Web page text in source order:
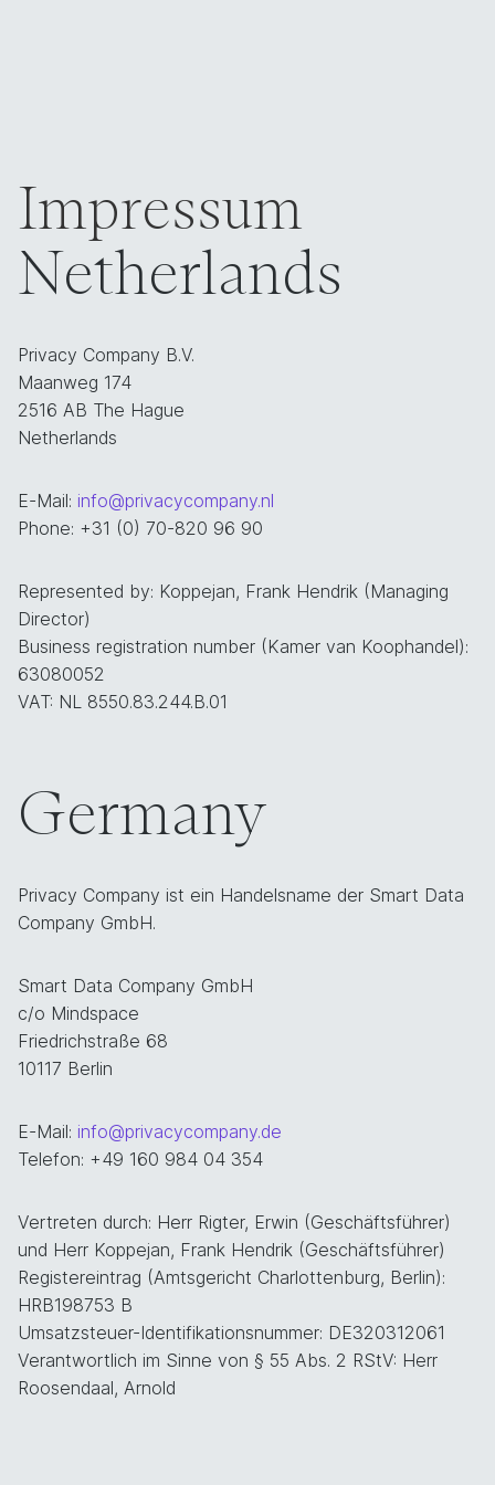
Impressum
Netherlands
Privacy Company B.V.
Maanweg 174
2516 AB The Hague
Netherlands
E-Mail: info@privacycompany.nl
Phone: +31 (0) 70-820 96 90
Represented by: Koppejan, Frank Hendrik (Managing
Director)
Business registration number (Kamer van Koophandel):
63080052
VAT: NL 8550.83.244.B.01
Germany
Privacy Company ist ein Handelsname der Smart Data
Company GmbH.
Smart Data Company GmbH
c/o Mindspace
Friedrichstraße 68
10117 Berlin
E-Mail: info@privacycompany.de
Telefon: +49 160 984 04 354
Vertreten durch: Herr Rigter, Erwin (Geschäftsführer)
und Herr Koppejan, Frank Hendrik (Geschäftsführer)
Registereintrag (Amtsgericht Charlottenburg, Berlin):
HRB198753 B
Umsatzsteuer-Identifikationsnummer: DE320312061
Verantwortlich im Sinne von § 55 Abs. 2 RStV: Herr
Roosendaal, Arnold